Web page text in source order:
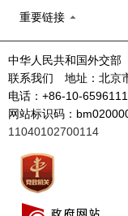
重要链接
中华人民共和国外交
联系我们 地址：北京
电话：+86-10-
网站标识码：
11040102700114